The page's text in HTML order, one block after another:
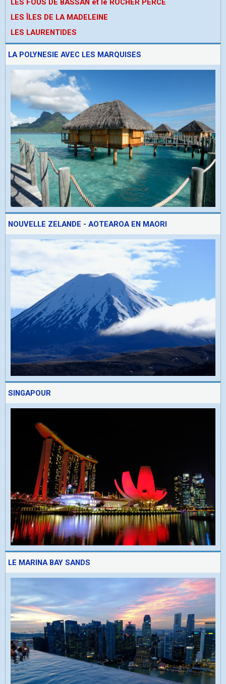
LES FOUS DE BASSAN et le ROCHER PERCE
LES ÎLES DE LA MADELEINE
LES LAURENTIDES
LA POLYNESIE AVEC LES MARQUISES
NOUVELLE ZELANDE - AOTEAROA EN MAORI
SINGAPOUR
LE MARINA BAY SANDS